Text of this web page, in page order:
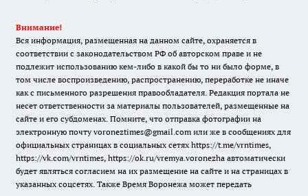
Внимание!
Вся информация, размещенная на данном сайте, охраняется в
соответствии с законодательством РФ об авторском праве и не
подлежит использованию кем-либо в какой бы то ни было форме, в
том числе воспроизведению, распространению, переработке не иначе
как с письменного разрешения правообладателя. Редакция портала не
несет ответственности за материалы пользователей, размещенные на
сайте и его субдоменах. Помните, что отправка фотографии на
электронную почту voroneztimes@gmail.com или же в сообщениях для
официальных страницах в социальных сетях https://t.me/vrntimes,
https://vk.com/vrntimes, https://ok.ru/vremya.voronezha автоматически
будет являться согласием на их размещение на сайте и на страницах в
указанных соцсетях. Также Время Воронежа может передать